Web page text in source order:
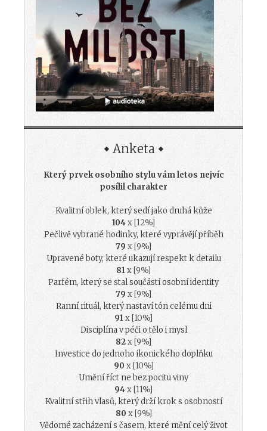
Anketa
Který prvek osobního stylu vám letos nejvíc
posílil charakter
Kvalitní oblek, který sedí jako druhá kůže
104x [12%]
Pečlivě vybrané hodinky, které vyprávějí příběh
79 x [9%]
Upravené boty, které ukazují respekt k detailu
81x [9%]
Parfém, který se stal součástí osobní identity
79 x [9%]
Ranní rituál, který nastaví tón celému dni
91x [10%]
Disciplína v péči o tělo i mysl
82x [9%]
Investice do jednoho ikonického doplňku
90 x [10%]
Umění říct ne bez pocitu viny
94x [11%]
Kvalitní střih vlasů, který drží krok s osobností
80 x [9%]
Vědomé zacházení s časem, které mění celý život